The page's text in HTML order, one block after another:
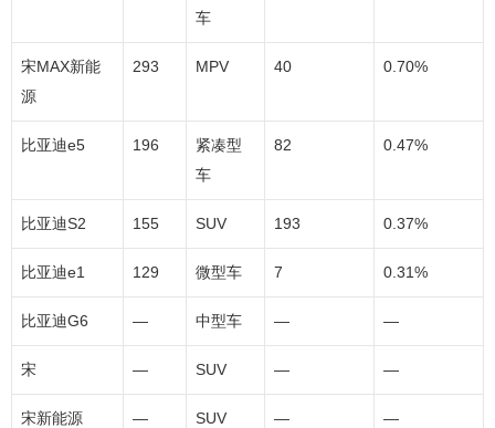
车
宋MAX新能
源
293 MPV 40 0.70%
比亚迪e5 196
紧凑型
车
82 0.47%
比亚迪S2 155 SUV 193 0.37%
比亚迪e1 129 微型车 7 0.31%
比亚迪G6 — 中型车 — —
宋 — SUV — —
宋新能源 — SUV — —